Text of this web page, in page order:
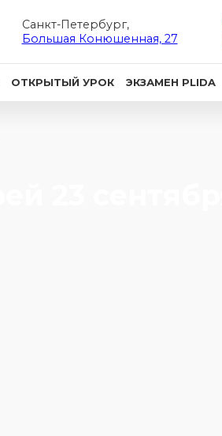
Санкт-Петербург,
Большая Конюшенная, 27
ОТКРЫТЫЙ УРОК ЭКЗАМЕН PLIDA